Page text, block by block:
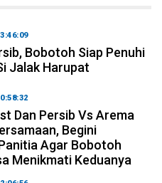
Bobotoh Siap Penuhi
Jalak Harupat
Dan Persib Vs Arema
Begini
Agar Bobotoh
Menikmati Keduanya